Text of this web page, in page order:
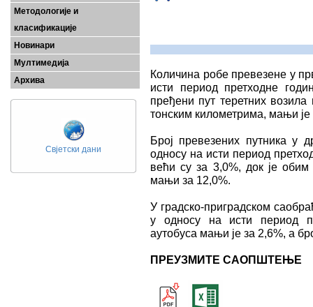
Методологије и
класификације
Новинари
Мултимедија
Архива
Свјетски дани
Количина робе превезене у
исти период претходне
пређени пут теретних
тонским километрима, мањи је
Број превезених путника у
односу на исти период
већи су за 3,0%, док је
мањи за 12,0%.
У градско-приградском
у односу на исти период
аутобуса мањи је за 2,6%, a
ПРЕУЗМИТЕ САОПШТЕЊЕ